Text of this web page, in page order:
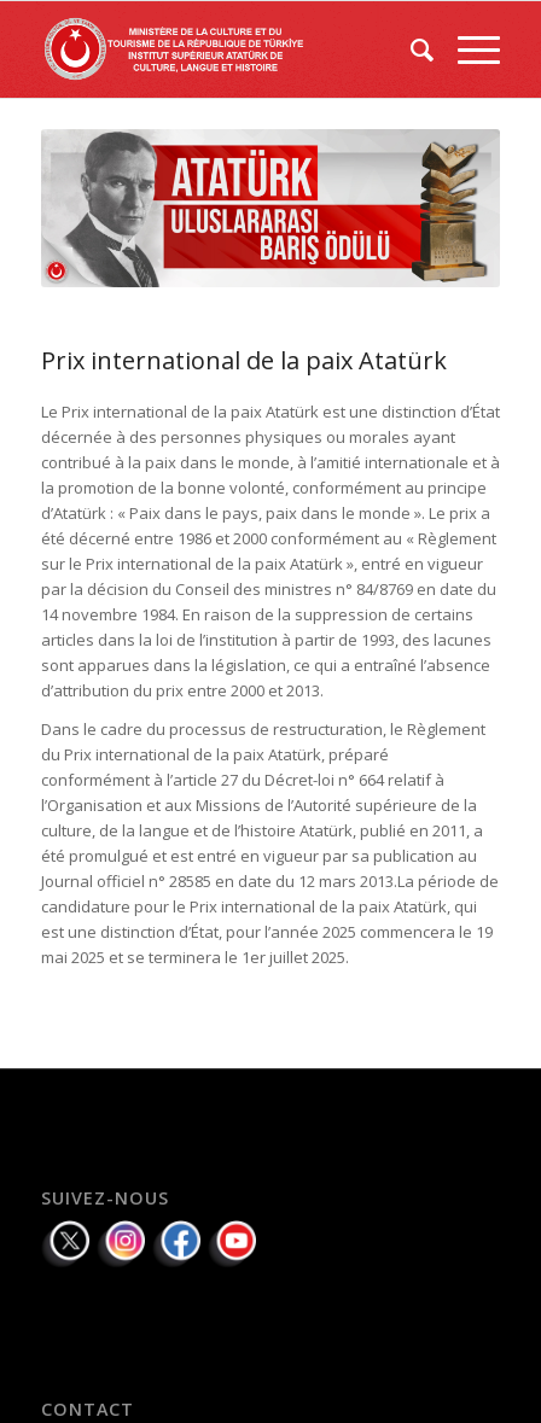
Prix international de la paix Atatürk
Le Prix international de la paix Atatürk est une distinction d’État
décernée à des personnes physiques ou morales ayant
contribué à la paix dans le monde, à l’amitié internationale et à
la promotion de la bonne volonté, conformément au principe
d’Atatürk : « Paix dans le pays, paix dans le monde ». Le prix a
été décerné entre 1986 et 2000 conformément au « Règlement
sur le Prix international de la paix Atatürk », entré en vigueur
par la décision du Conseil des ministres n° 84/8769 en date du
14 novembre 1984. En raison de la suppression de certains
articles dans la loi de l’institution à partir de 1993, des lacunes
sont apparues dans la législation, ce qui a entraîné l’absence
d’attribution du prix entre 2000 et 2013.
Dans le cadre du processus de restructuration, le Règlement
du Prix international de la paix Atatürk, préparé
conformément à l’article 27 du Décret-loi n° 664 relatif à
l’Organisation et aux Missions de l’Autorité supérieure de la
culture, de la langue et de l’histoire Atatürk, publié en 2011, a
été promulgué et est entré en vigueur par sa publication au
Journal officiel n° 28585 en date du 12 mars 2013.La période de
candidature pour le Prix international de la paix Atatürk, qui
est une distinction d’État, pour l’année 2025 commencera le 19
mai 2025 et se terminera le 1er juillet 2025.
SUIVEZ-NOUS
CONTACT